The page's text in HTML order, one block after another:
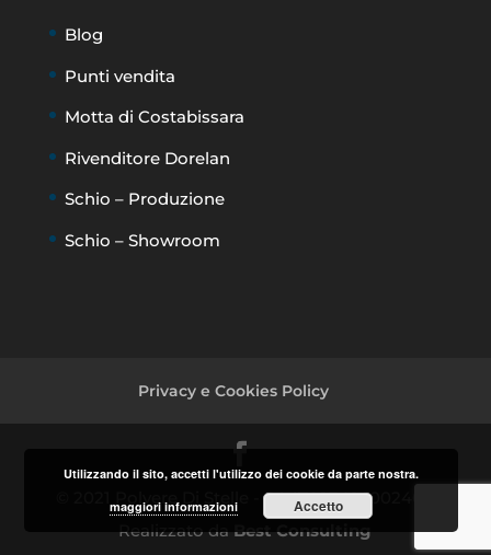
Blog
Punti vendita
Motta di Costabissara
Rivenditore Dorelan
Schio – Produzione
Schio – Showroom
Privacy e Cookies Policy
© 2021 Polvere Di Stelle - P.I. IT02342600240 -
Realizzato da Best Consulting
Utilizzando il sito, accetti l'utilizzo dei cookie da parte nostra.
maggiori informazioni
Accetto